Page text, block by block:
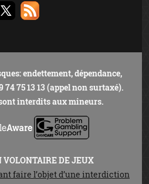
endettement, dépendance,
74 75 13 13 (appel non surtaxé).
interdits aux mineurs.
DE JEUX
faire l’objet d’une interdiction